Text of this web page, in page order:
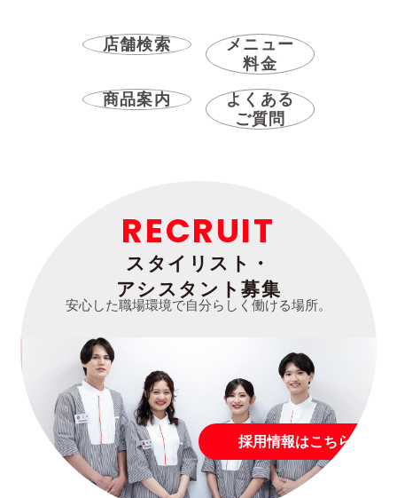
店舗検索
メニュー
料金
商品案内
よくある
ご質問
RECRUIT
スタイリスト・
アシスタント募集
安心した職場環境で自分らしく働ける場所。
採用情報はこちら